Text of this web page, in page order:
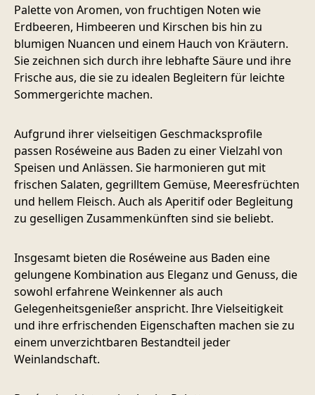
Palette von Aromen, von fruchtigen Noten wie
Erdbeeren, Himbeeren und Kirschen bis hin zu
blumigen Nuancen und einem Hauch von Kräutern.
Sie zeichnen sich durch ihre lebhafte Säure und ihre
Frische aus, die sie zu idealen Begleitern für leichte
Sommergerichte machen.
Aufgrund ihrer vielseitigen Geschmacksprofile
passen Roséweine aus Baden zu einer Vielzahl von
Speisen und Anlässen. Sie harmonieren gut mit
frischen Salaten, gegrilltem Gemüse, Meeresfrüchten
und hellem Fleisch. Auch als Aperitif oder Begleitung
zu geselligen Zusammenkünften sind sie beliebt.
Insgesamt bieten die Roséweine aus Baden eine
gelungene Kombination aus Eleganz und Genuss, die
sowohl erfahrene Weinkenner als auch
Gelegenheitsgenießer anspricht. Ihre Vielseitigkeit
und ihre erfrischenden Eigenschaften machen sie zu
einem unverzichtbaren Bestandteil jeder
Weinlandschaft.